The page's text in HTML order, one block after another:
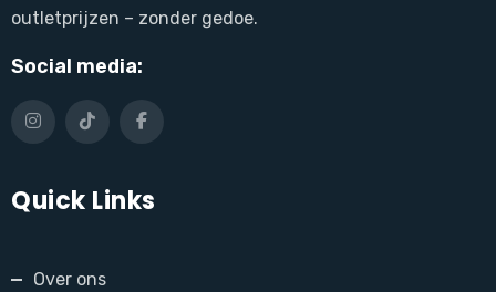
outletprijzen – zonder gedoe.
Social media:
Quick Links
Over ons